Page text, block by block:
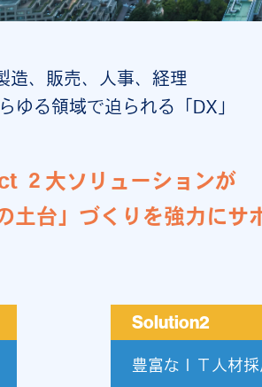
造、販売、人事、経理
ゆる領域で迫られる「DX」
２大ソリューションが
土台」づくりを強力にサ
Solution2
豊富なＩＴ人材